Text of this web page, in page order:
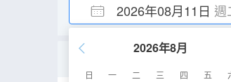
2026年08月11日 週
2026年8月
日 一 二 三 四 五
豪華套